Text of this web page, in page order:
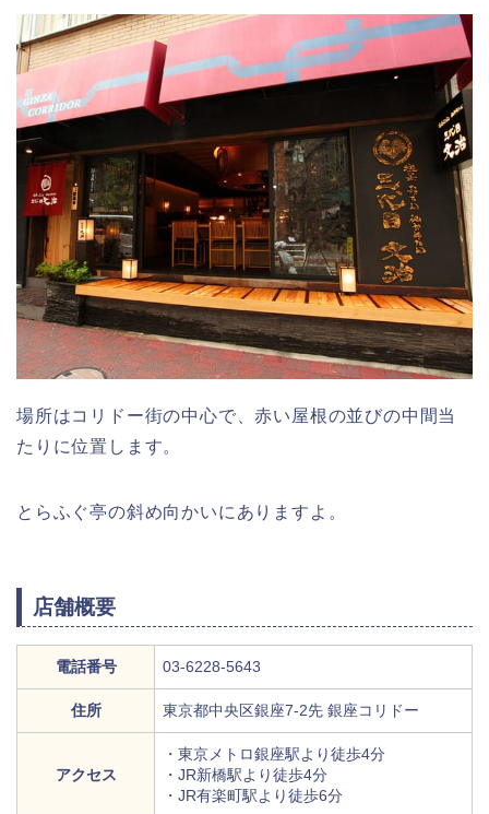
場所はコリドー街の中心で、赤い屋根の並びの中間当
たりに位置します。
とらふぐ亭の斜め向かいにありますよ。
店舗概要
電話番号 03-6228-5643
住所 東京都中央区銀座7-2先 銀座コリドー
アクセス
・東京メトロ銀座駅より徒歩4分
・JR新橋駅より徒歩4分
・JR有楽町駅より徒歩6分